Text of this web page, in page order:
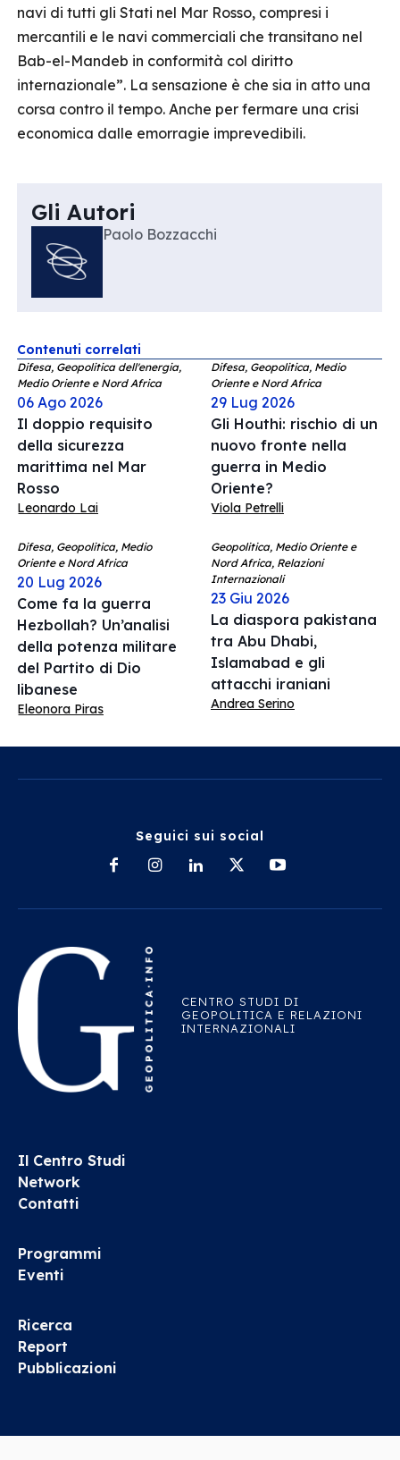
navi di tutti gli Stati nel Mar Rosso, compresi i
mercantili e le navi commerciali che transitano nel
Bab-el-Mandeb in conformità col diritto
internazionale”. La sensazione è che sia in atto una
corsa contro il tempo. Anche per fermare una crisi
economica dalle emorragie imprevedibili.
Gli Autori
Paolo Bozzacchi
Contenuti correlati
Difesa, Geopolitica dell'energia,
Medio Oriente e Nord Africa
06 Ago 2026
Il doppio requisito
della sicurezza
marittima nel Mar
Rosso
Leonardo Lai
Difesa, Geopolitica, Medio
Oriente e Nord Africa
29 Lug 2026
Gli Houthi: rischio di un
nuovo fronte nella
guerra in Medio
Oriente?
Viola Petrelli
Difesa, Geopolitica, Medio
Oriente e Nord Africa
20 Lug 2026
Come fa la guerra
Hezbollah? Un’analisi
della potenza militare
del Partito di Dio
libanese
Eleonora Piras
Geopolitica, Medio Oriente e
Nord Africa, Relazioni
Internazionali
23 Giu 2026
La diaspora pakistana
tra Abu Dhabi,
Islamabad e gli
attacchi iraniani
Andrea Serino
Seguici sui social
CENTRO STUDI DI
GEOPOLITICA E RELAZIONI
INTERNAZIONALI
Il Centro Studi
Network
Contatti
Programmi
Eventi
Ricerca
Report
Pubblicazioni